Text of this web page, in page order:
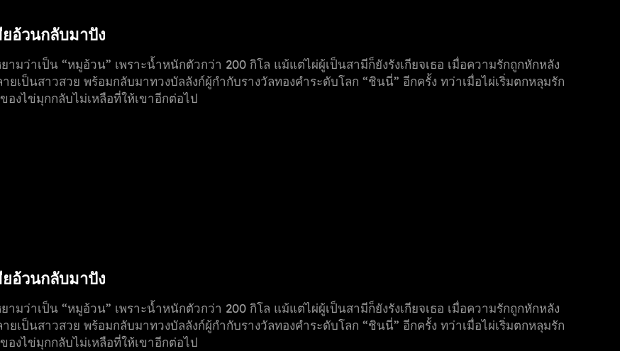
ยอ้วนกลับมาปัง
มว่าเป็น “หมูอ้วน” เพราะน้ำหนักตัวกว่า 200 กิโล แม้แต่ไผ่ผู้เป็นสามีก็ยังรังเกียจเธอ เมื่อความรักถูกหักหลัง
ยเป็นสาวสวย พร้อมกลับมาทวงบัลลังก์ผู้กำกับรางวัลทองคำระดับโลก “ชินนี่” อีกครั้ง ทว่าเมื่อไผ่เริ่มตกหลุมรัก
งไข่มุกกลับไม่เหลือที่ให้เขาอีกต่อไป
ยอ้วนกลับมาปัง
มว่าเป็น “หมูอ้วน” เพราะน้ำหนักตัวกว่า 200 กิโล แม้แต่ไผ่ผู้เป็นสามีก็ยังรังเกียจเธอ เมื่อความรักถูกหักหลัง
ยเป็นสาวสวย พร้อมกลับมาทวงบัลลังก์ผู้กำกับรางวัลทองคำระดับโลก “ชินนี่” อีกครั้ง ทว่าเมื่อไผ่เริ่มตกหลุมรัก
งไข่มุกกลับไม่เหลือที่ให้เขาอีกต่อไป